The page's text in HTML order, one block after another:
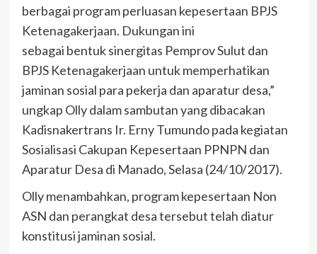
berbagai program perluasan kepesertaan BPJS
Ketenagakerjaan. Dukungan ini
sebagai bentuk sinergitas Pemprov Sulut dan
BPJS Ketenagakerjaan untuk memperhatikan
jaminan sosial para pekerja dan aparatur desa,”
ungkap Olly dalam sambutan yang dibacakan
Kadisnakertrans Ir. Erny Tumundo pada kegiatan
Sosialisasi Cakupan Kepesertaan PPNPN dan
Aparatur Desa di Manado, Selasa (24/10/2017).
Olly menambahkan, program kepesertaan Non
ASN dan perangkat desa tersebut telah diatur
konstitusi jaminan sosial.